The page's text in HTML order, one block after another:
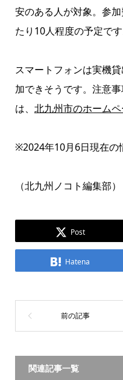
安のある人が対象。参
たり10人程度の予定です
スマートフォンは実機
加できそうです。注意
は、 北九州市のホーム
※2024年10月6日現在の
（北九州ノコト編集部）
Post
Hatena
関連記事一覧